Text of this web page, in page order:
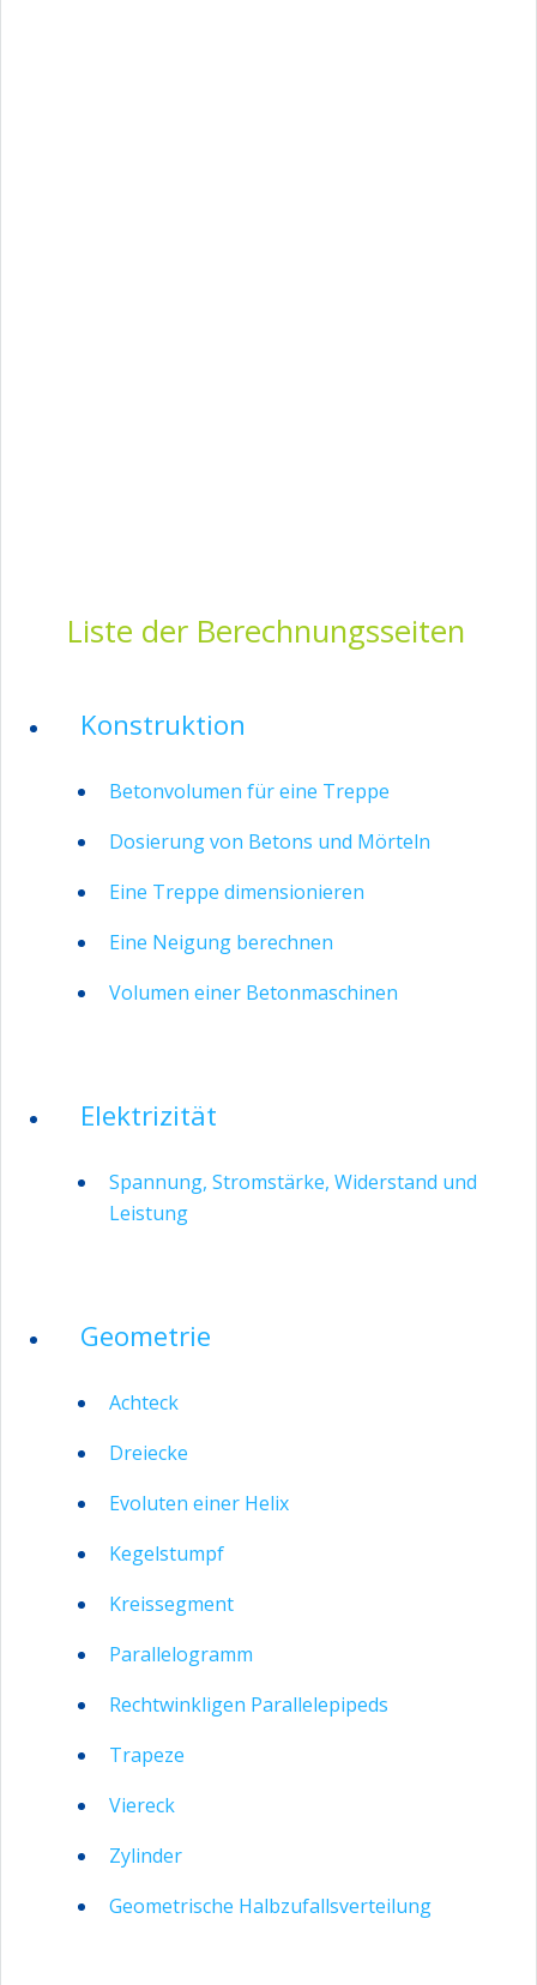
Liste der Berechnungsseiten
Konstruktion
Betonvolumen für eine Treppe
Dosierung von Betons und Mörteln
Eine Treppe dimensionieren
Eine Neigung berechnen
Volumen einer Betonmaschinen
Elektrizität
Spannung, Stromstärke, Widerstand und
Leistung
Geometrie
Achteck
Dreiecke
Evoluten einer Helix
Kegelstumpf
Kreissegment
Parallelogramm
Rechtwinkligen Parallelepipeds
Trapeze
Viereck
Zylinder
Geometrische Halbzufallsverteilung